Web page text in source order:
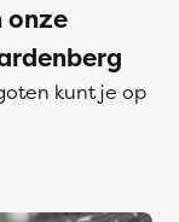
onze
kunt je op